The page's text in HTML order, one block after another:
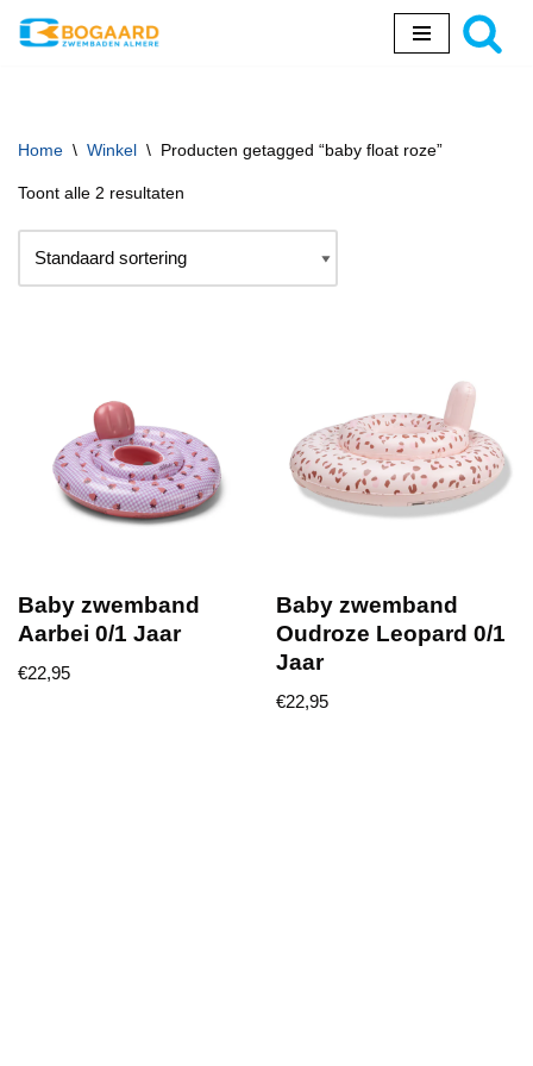
inhoud
Home \ Winkel \ Producten getagged “baby float roze”
Toont alle 2 resultaten
Baby zwemband
Aarbei 0/1 Jaar
€22,95
Baby zwemband
Oudroze Leopard 0/1
Jaar
€22,95